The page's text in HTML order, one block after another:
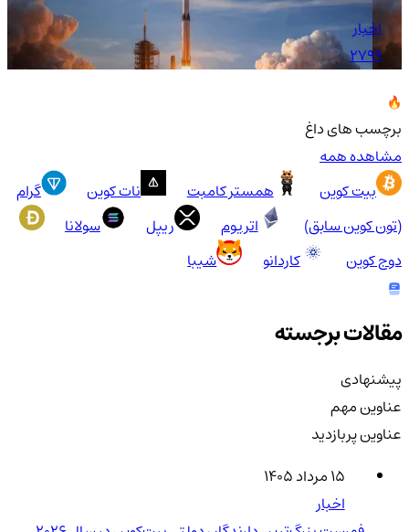
اخبار
2799
برچسب های داغ
مشاهده همه
بیت کوین
همستر کامبت نات کوین
گرام
(تون کوین سابق)
اتریوم ریپل
سولانا
دوج کوین
کاردانو شیبا
مقالات برجسته
پیشنهادی
عناوین مهم
عناوین پربازدید
۱۵ مرداد ۱۴۰۵
اخبار